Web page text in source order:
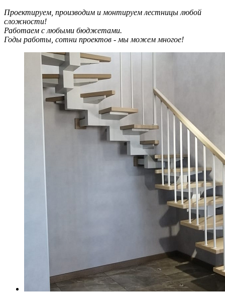
Проектируем, производим и монтируем лестницы любой
сложности!
Работаем с любыми бюджетами.
Годы работы, сотни проектов - мы можем многое!